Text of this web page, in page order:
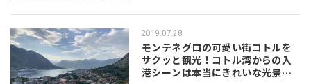
2019.07.28
モンテネグロの可愛い街コトルを
サクッと観光！コトル湾からの入
港シーンは本当にきれいな光景で